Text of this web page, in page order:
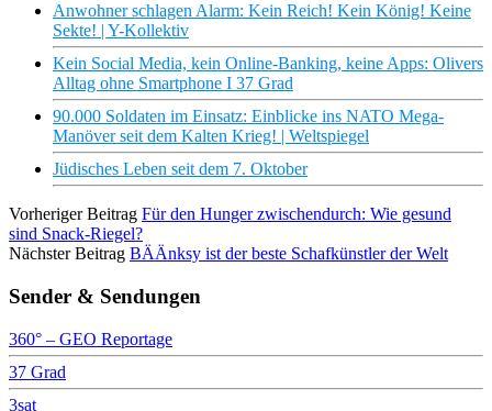
Anwohner schlagen Alarm: Kein Reich! Kein König! Keine
Sekte! | Y-Kollektiv
Kein Social Media, kein Online-Banking, keine Apps: Olivers
Alltag ohne Smartphone I 37 Grad
90.000 Soldaten im Einsatz: Einblicke ins NATO Mega-
Manöver seit dem Kalten Krieg! | Weltspiegel
Jüdisches Leben seit dem 7. Oktober
Vorheriger Beitrag Für den Hunger zwischendurch: Wie gesund
sind Snack-Riegel?
Nächster Beitrag BÄÄnksy ist der beste Schafkünstler der Welt
Sender & Sendungen
360° – GEO Reportage
37 Grad
3sat